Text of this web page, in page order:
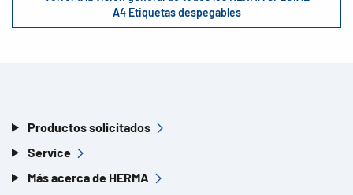
A4 Etiquetas despegables
Productos solicitados
Service
Más acerca de HERMA